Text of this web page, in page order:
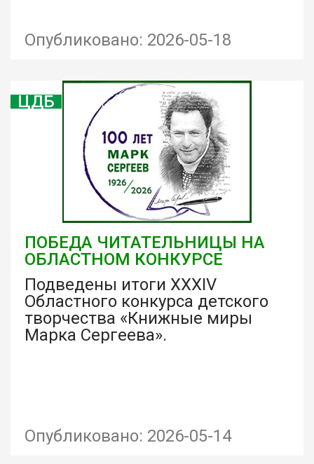
Опубликовано: 2026-05-18
ЦДБ
ПОБЕДА ЧИТАТЕЛЬНИЦЫ НА
ОБЛАСТНОМ КОНКУРСЕ
Подведены итоги XXXIV
Областного конкурса детского
творчества «Книжные миры
Марка Сергеева».
Опубликовано: 2026-05-14